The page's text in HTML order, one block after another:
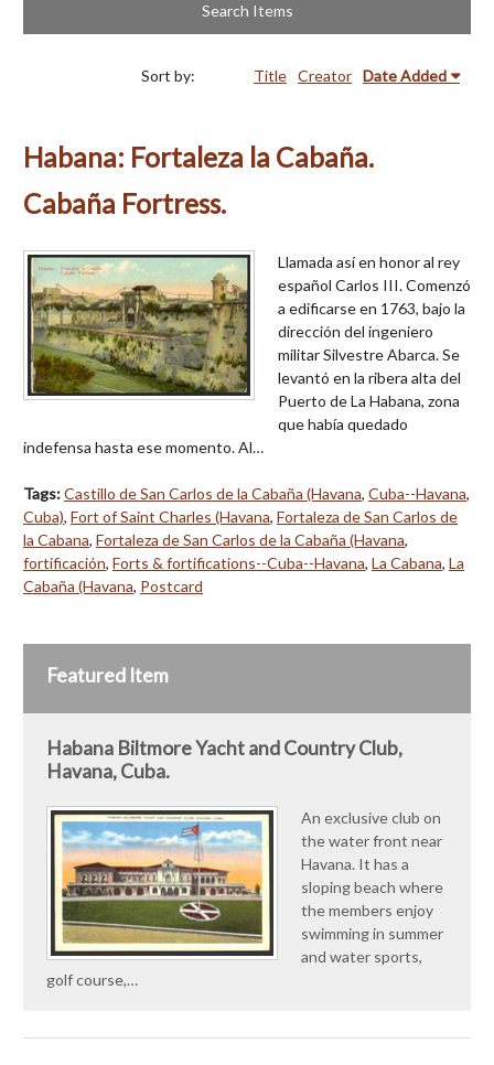
Search Items
Sort by: Title Creator Date Added
Habana: Fortaleza la Cabaña.
Cabaña Fortress.
Llamada así en honor al rey
español Carlos III. Comenzó
a edificarse en 1763, bajo la
dirección del ingeniero
militar Silvestre Abarca. Se
levantó en la ribera alta del
Puerto de La Habana, zona
que había quedado
indefensa hasta ese momento. Al…
Tags:Castillo de San Carlos de la Cabaña (Havana, Cuba--Havana,
Cuba), Fort of Saint Charles (Havana, Fortaleza de San Carlos de
la Cabana, Fortaleza de San Carlos de la Cabaña (Havana,
fortificación, Forts & fortifications--Cuba--Havana, La Cabana, La
Cabaña (Havana, Postcard
Featured Item
Habana Biltmore Yacht and Country Club,
Havana, Cuba.
An exclusive club on
the water front near
Havana. It has a
sloping beach where
the members enjoy
swimming in summer
and water sports,
golf course,…